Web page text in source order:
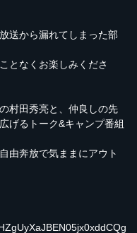
送から漏れてしまった部
となくお楽しみくださ
村田秀亮と、仲良しの先
げるトーク&キャンプ番組
由奔放で気ままにアウト